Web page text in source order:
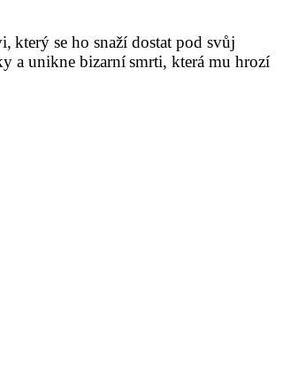
který se ho snaží dostat pod svůj
a unikne bizarnísmrti, která mu hrozí